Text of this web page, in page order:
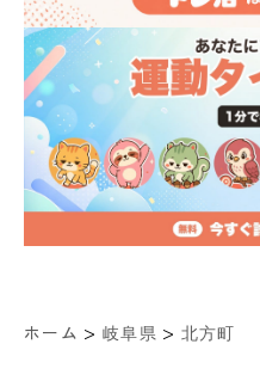
ホーム > 岐阜県 > 北方町